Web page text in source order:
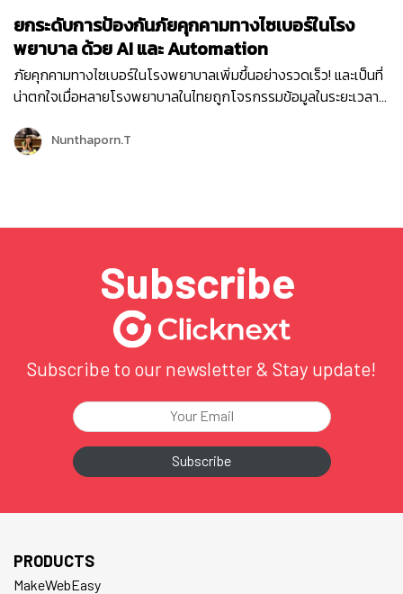
ยกระดับการป้องกันภัยคุกคามทางไซเบอร์ในโรง
พยาบาล ด้วย AI และ Automation
ภัยคุกคามทางไซเบอร์ในโรงพยาบาลเพิ่มขึ้นอย่างรวดเร็ว! และเป็นที่
น่าตกใจเมื่อหลายโรงพยาบาลในไทยถูกโจรกรรมข้อมูลในระยะเวลา
ข้อมูลเท่านั้น แต่ยังส่งผลทำให้โรงพยาบาลได้รับความเสียหาย การให้
บริการคนไข้ล่าช้า ค้นหาประวัติเก่าไม่ได้ ผู้ป่วยนับพันล้นโรงพยาบาล
ทางการแพทย์ และการเรียกเงินค่าไถ่จากผู้ป่วยได้อย่างรวดเร็วบน
การรักษาพยาบาลของผู้ป่วย และระบบการให้บริการผู้ป่วย ทำให้ระบบ
Nunthaporn.T
Subscribe
Subscribe to our newsletter & Stay update!
PRODUCTS
MakeWebEasy